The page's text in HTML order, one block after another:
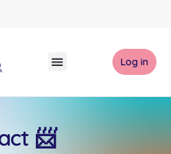
Log in
📨